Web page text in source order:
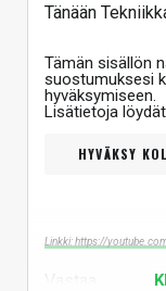
Tänään
Tämän sisällön
suostumuksesi
hyväksymiseen.
Lisätietoja löydät
HYVÄKSY
Linkki: https://